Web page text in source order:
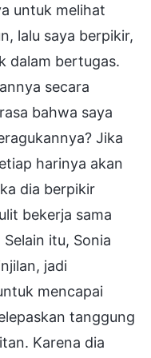
untuk melihat
lalu saya berpikir,
dalam bertugas.
secara
bahwa saya
Jika
harinya akan
dia berpikir
bekerja sama
itu, Sonia
jadi
mencapai
tanggung
Karena dia